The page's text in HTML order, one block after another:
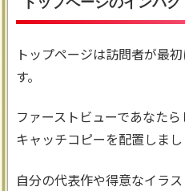
トップページは訪問者が最
す。
ファーストビューであなた
キャッチコピーを配置しまし
自分の代表作や得意なイラ